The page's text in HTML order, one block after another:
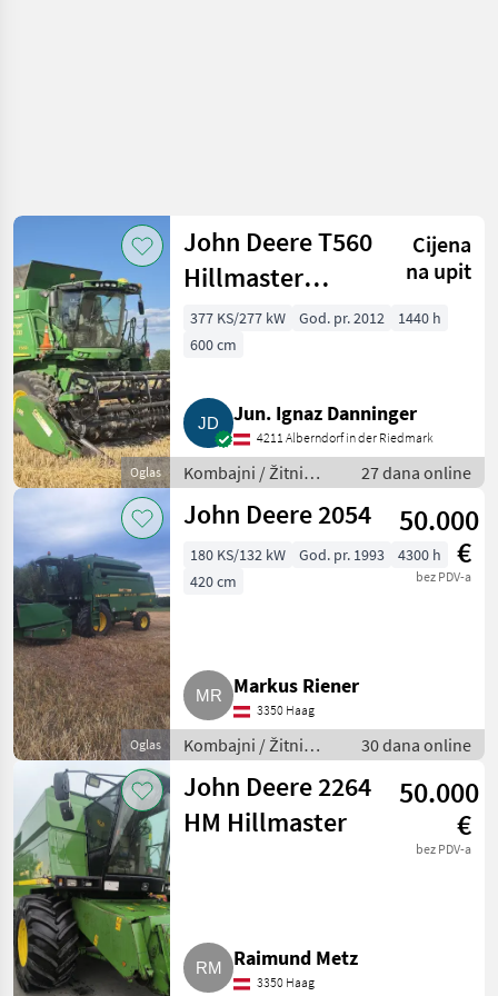
Oglas
John Deere T560
Hillmaster
Klappschneidwerk,
einsatzbereit
Cijena
na upit
377 KS/277 kW God. pr. 2012
1440 h
600 cm
Jun. Ignaz Danninger
4211 Alberndorf in der Riedmark
Kombajni / Žitni
kombajni (kombajni
za žito)
27 dana online
Oglas
John Deere 2054
50.000
€
bez PDV-a
180 KS/132 kW God. pr. 1993
4300 h
420 cm
Markus Riener
3350 Haag
Kombajni / Žitni
kombajni (kombajni
za žito)
30 dana online
John Deere 2264
HM Hillmaster
50.000
€
bez PDV-a
Raimund Metz
3350 Haag